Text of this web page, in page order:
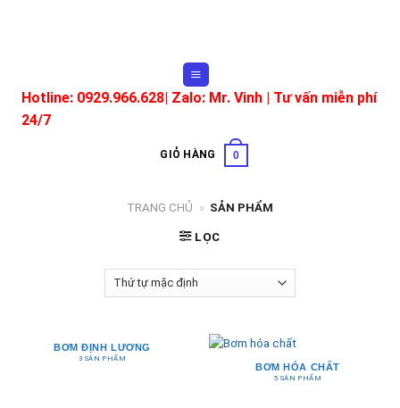
Hotline: 0929.966.628| Zalo: Mr. Vinh | Tư vấn miễn phí
24/7
GIỎ HÀNG 0
TRANG CHỦ » SẢN PHẨM
LỌC
BƠM ĐỊNH LƯƠNG
3 SẢN PHẨM
BƠM HÓA CHẤT
5 SẢN PHẨM